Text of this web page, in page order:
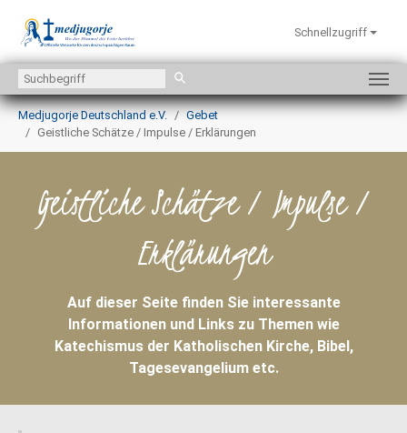
Zum Hauptinhalt springen
Schnellzugriff
Sie sind hier:
Medjugorje Deutschland e.V.
Gebet
Geistliche Schätze / Impulse / Erklärungen
Geistliche Schätze / Impulse /
Erklärungen
Auf dieser Seite finden Sie interessante
Informationen und Links zu Themen wie
Katechismus der Katholischen Kirche, Bibel,
Tagesevangelium etc.